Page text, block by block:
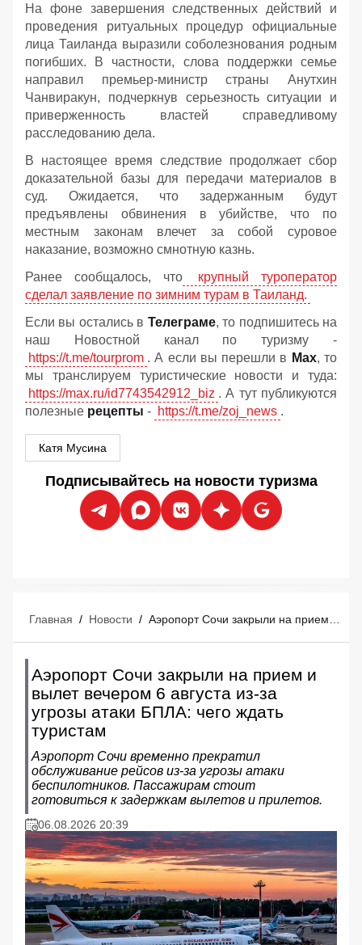
На фоне завершения следственных действий и
проведения ритуальных процедур официальные
лица Таиланда выразили соболезнования родным
погибших. В частности, слова поддержки семье
направил премьер-министр страны Анутхин
Чанвиракун, подчеркнув серьезность ситуации и
приверженность властей справедливому
расследованию дела.
В настоящее время следствие продолжает сбор
доказательной базы для передачи материалов в
суд. Ожидается, что задержанным будут
предъявлены обвинения в убийстве, что по
местным законам влечет за собой суровое
наказание, возможно смнотную казнь.
Ранее сообщалось, что
крупный туроператор
сделал заявление по зимним турам в Таиланд.
Если вы остались в Телеграме, то подпишитесь на
наш Новостной канал по туризму -
https://t.me/tourprom . А если вы перешли в Мах, то
мы транслируем туристические новости и туда:
https://max.ru/id7743542912_biz . А тут публикуются
полезные рецепты - https://t.me/zoj_news .
Катя Мусина
Подписывайтесь на новости туризма
Главная / Новости /
Аэропорт Сочи закрыли на прием и
вылет вечером 6 августа из-за
угрозы атаки БПЛА: чего ждать
туристам
Аэропорт Сочи временно прекратил
обслуживание рейсов из-за угрозы атаки
беспилотников. Пассажирам стоит
готовиться к задержкам вылетов и прилетов.
06.08.2026 20:39